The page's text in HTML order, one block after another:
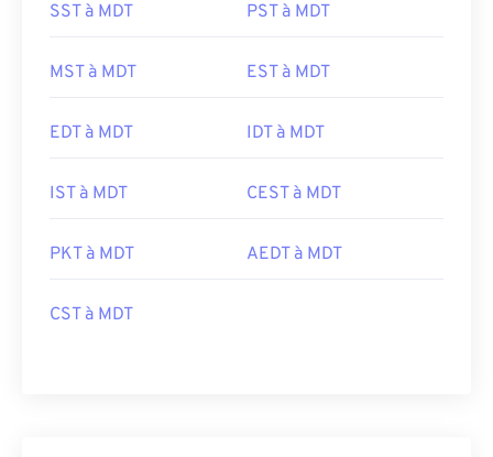
SST à MDT PST à MDT
MST à MDT EST à MDT
EDT à MDT IDT à MDT
IST à MDT CEST à MDT
PKT à MDT AEDT à MDT
CST à MDT